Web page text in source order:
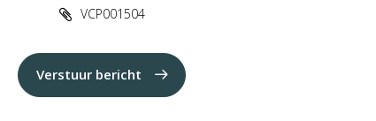
VCP001504
Verstuur bericht